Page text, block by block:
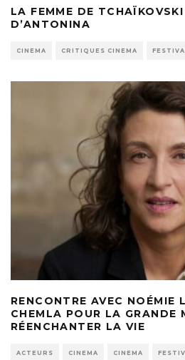
LA FEMME DE
D’ANTONINA
CINEMA CRITIQUES CINEMA
RENCONTRE AVEC NOÉMIE
CHEMLA POUR LA GRANDE
RÉENCHANTER LA VIE
ACTEURS CINEMA CINEMA